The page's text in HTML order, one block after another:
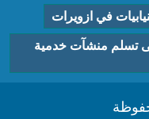
في ازويرات
تسلم منشآت خدمية